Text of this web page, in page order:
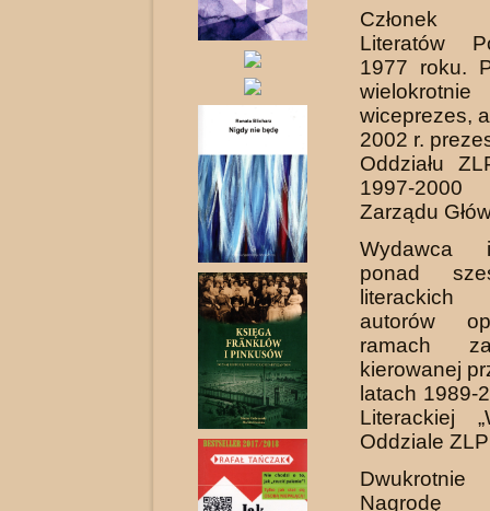
Członek
Literatów
1977 roku.
wiceprezes,
2002 r.
Oddziału
1997-
Zarządu
Wydawca
ponad
autorów
ramach
kierowanej
latach 1989-
Literackiej
Oddziale
Nagrodę